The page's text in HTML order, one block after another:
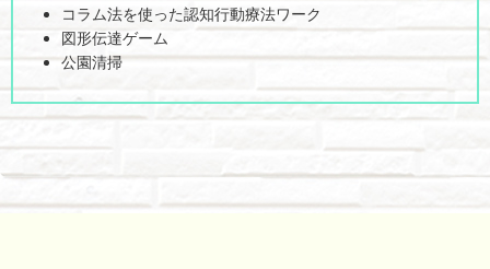
コラム法を使った認知行動療法ワーク
図形伝達ゲーム
公園清掃